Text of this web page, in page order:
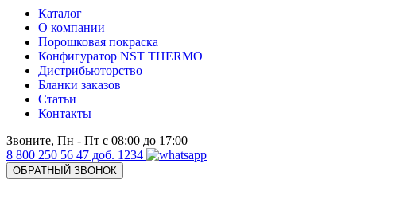
Каталог
О компании
Порошковая покраска
Конфигуратор NST THERMO
Дистрибьюторство
Бланки заказов
Статьи
Контакты
Звоните, Пн - Пт с 08:00 до 17:00
8 800 250 56 47 доб. 1234
ОБРАТНЫЙ ЗВОНОК